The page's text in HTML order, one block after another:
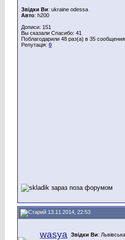
Звідки Ви: ukraine odessa
Авто: h200
Дописи: 151
Вы сказали Спасибо: 41
Поблагодарили 48 раз(а) в 35
Репутація: 0
13.11.2014, 22:53
wasya Звідки Ви: